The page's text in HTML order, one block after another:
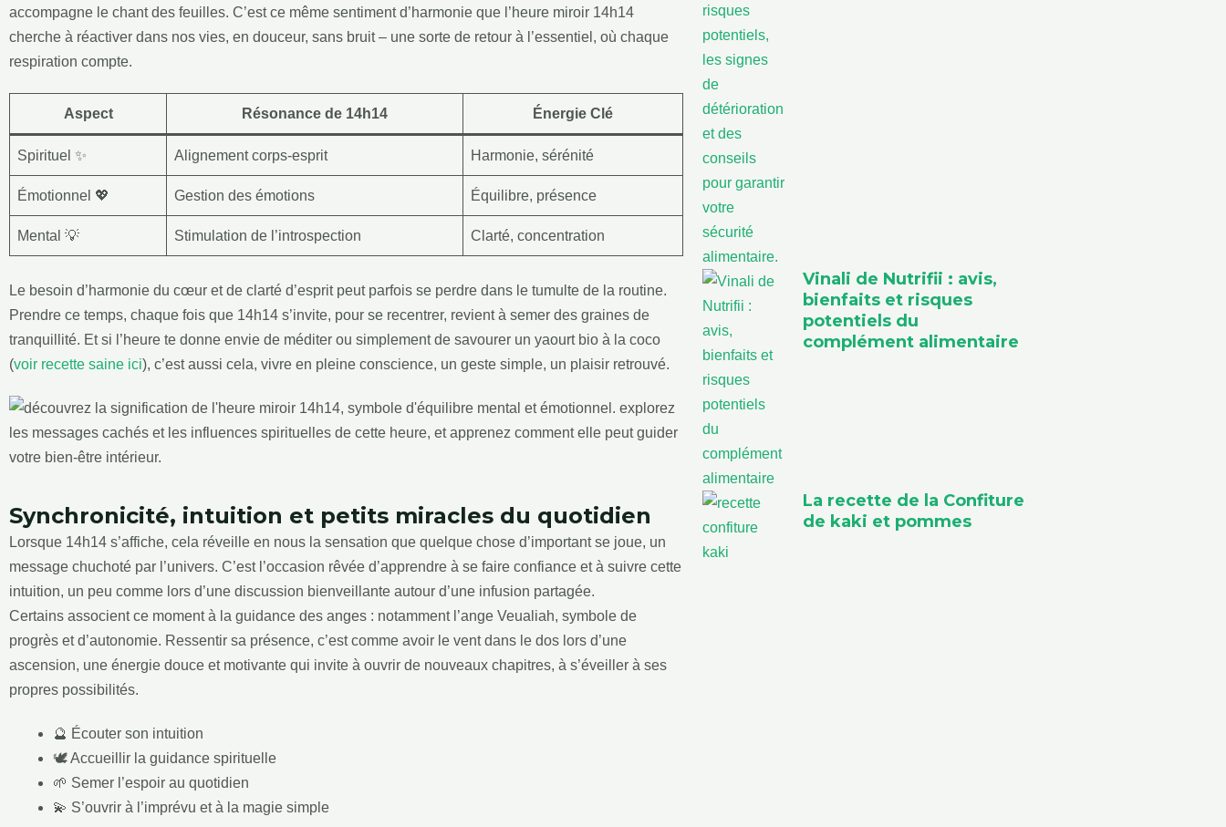
accompagne le chant des feuilles. C’est ce même sentiment d’harmonie que l’heure miroir 14h14
cherche à réactiver dans nos vies, en douceur, sans bruit – une sorte de retour à l’essentiel, où chaque
respiration compte.
Aspect Résonance de 14h14 Énergie Clé
Spirituel ✨ Alignement corps-esprit Harmonie, sérénité
Émotionnel 💖 Gestion des émotions Équilibre, présence
Mental 💡 Stimulation de l’introspection Clarté, concentration
Le besoin d’harmonie du cœur et de clarté d’esprit peut parfois se perdre dans le tumulte de la routine.
Prendre ce temps, chaque fois que 14h14 s’invite, pour se recentrer, revient à semer des graines de
tranquillité. Et si l’heure te donne envie de méditer ou simplement de savourer un yaourt bio à la coco
(voir recette saine ici), c’est aussi cela, vivre en pleine conscience, un geste simple, un plaisir retrouvé.
Synchronicité, intuition et petits miracles du quotidien
Lorsque 14h14 s’affiche, cela réveille en nous la sensation que quelque chose d’important se joue, un
message chuchoté par l’univers. C’est l’occasion rêvée d’apprendre à se faire confiance et à suivre cette
intuition, un peu comme lors d’une discussion bienveillante autour d’une infusion partagée.
Certains associent ce moment à la guidance des anges : notamment l’ange Veualiah, symbole de
progrès et d’autonomie. Ressentir sa présence, c’est comme avoir le vent dans le dos lors d’une
ascension, une énergie douce et motivante qui invite à ouvrir de nouveaux chapitres, à s’éveiller à ses
propres possibilités.
🔮 Écouter son intuition
🕊️ Accueillir la guidance spirituelle
🌱 Semer l’espoir au quotidien
💫 S’ouvrir à l’imprévu et à la magie simple
Vinali de Nutrifii : avis,
bienfaits et risques
potentiels du
complément alimentaire
La recette de la Confiture
de kaki et pommes